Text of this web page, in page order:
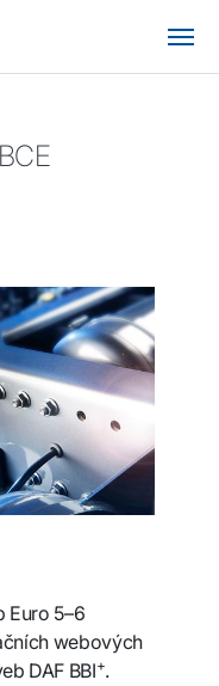
Euro 5–6
webových
DAF BBI+.